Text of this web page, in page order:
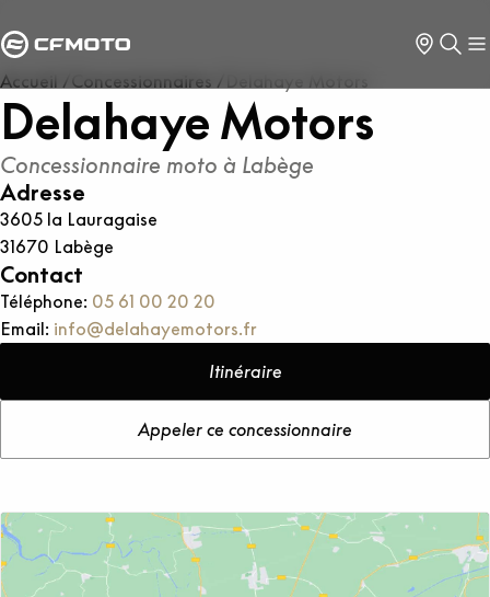
Accueil Concessionnaires Delahaye Motors
Delahaye Motors
Concessionnaire moto à Labège
Adresse
3605 la Lauragaise
31670 Labège
Contact
Téléphone: 05 61 00 20 20
Email: info@delahayemotors.fr
Itinéraire
Appeler ce concessionnaire